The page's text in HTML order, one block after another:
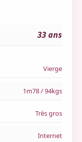
33 ans
Vierge
1m78 / 94kgs
Très gros
Internet